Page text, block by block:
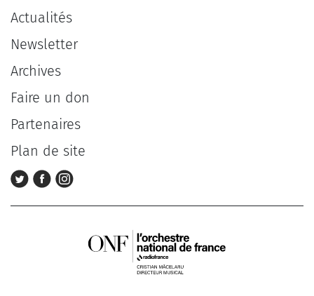
Actualités
Newsletter
Archives
Faire un don
Partenaires
Plan de site